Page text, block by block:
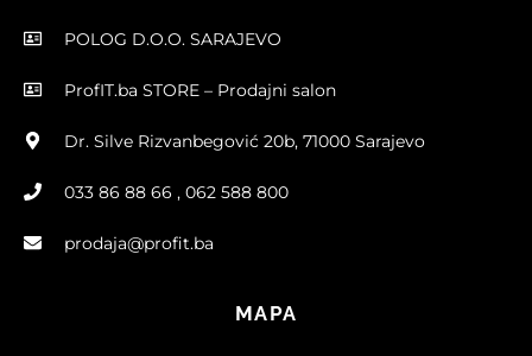
POLOG D.O.O. SARAJEVO
ProfIT.ba STORE – Prodajni salon
Dr. Silve Rizvanbegović 20b, 71000 Sarajevo
033 86 88 66 , 062 588 800
prodaja@profit.ba
MAPA